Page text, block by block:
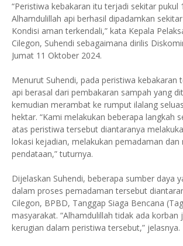
“Peristiwa kebakaran itu terjadi sekitar pukul
Alhamdulillah api berhasil dipadamkan
Kondisi aman terkendali,” kata Kepala
Cilegon, Suhendi sebagaimana dirilis
Jumat 11 Oktober 2024.
Menurut Suhendi, pada peristiwa kebakaran
api berasal dari pembakaran sampah yang
kemudian merambat ke rumput ilalang
hektar. “Kami melakukan beberapa langkah
atas peristiwa tersebut diantaranya
lokasi kejadian, melakukan pemadaman dan
pendataan,” tuturnya.
Dijelaskan Suhendi, beberapa sumber daya
dalam proses pemadaman tersebut
Cilegon, BPBD, Tanggap Siaga Bencana
masyarakat. “Alhamdulillah tidak ada korban
kerugian dalam peristiwa tersebut,” jelasnya.